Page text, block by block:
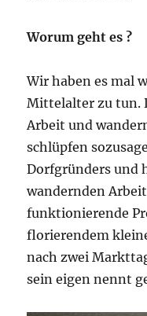
Worum geht es ?
Wir haben es mal
Mittelalter zu tun.
Arbeit und
schlüpfen
Dorfgründers und
wandernden
funktionierende
florierendem
nach zwei
sein eigen nennt